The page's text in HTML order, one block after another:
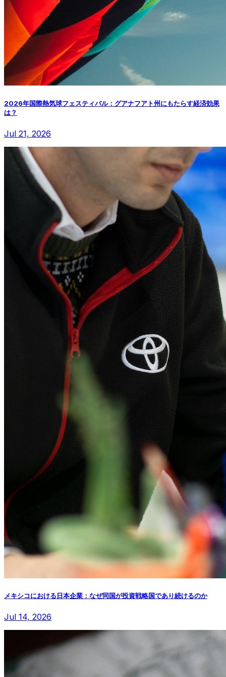
2026年国際熱気球フェスティバル：グアナフアト州にもたらす経済効果
は？
Jul 21, 2026
メキシコにおける日本企業：なぜ同国が投資戦略国であり続けるのか
Jul 14, 2026